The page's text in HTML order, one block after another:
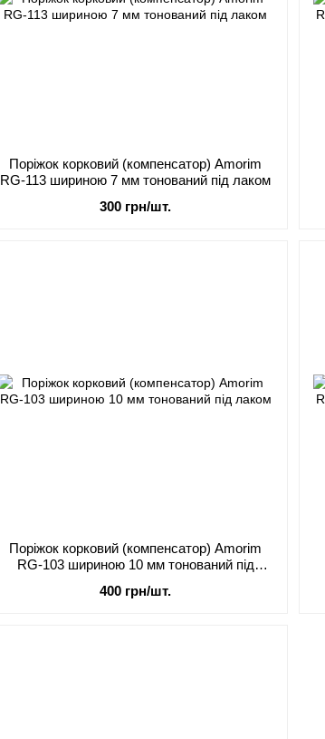
Поріжок корковий (компенсатор) Amorim
RG-113 шириною 7 мм тонований під лаком
300 грн/шт.
Поріжок корковий (компенсатор) Amorim
RG-103 шириною 10 мм тонований під
400 грн/шт.